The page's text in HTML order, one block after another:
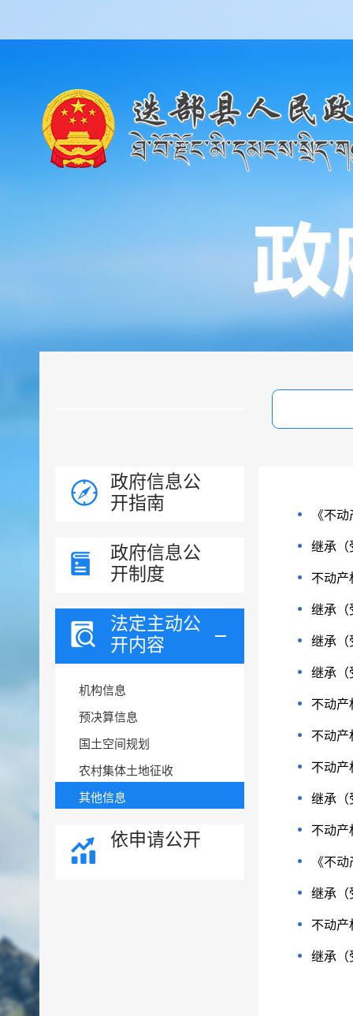
政府信息公
开指南
政府信息公
开制度
法定主动公
开内容
机构信息
预决算信息
国土空间规划
农村集体土地征收
其他信息
依申请公开
《不
继承（
不动产
继承（
继承（
继承（
不动产
不动产
不动产
继承（
不动产
《不
继承（
不动产
继承（